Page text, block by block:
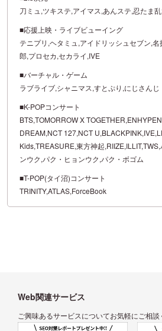
刀ミュ,ツキステ,アイマス,あんステ,忍たま
■応援上映・ライブビューイング
テニプリ,ヘタミュ,アイドリッシュセブン,
郎,プロセカ,セカライ,IVE
■バーチャル・ゲーム
ラブライブ,シャニマス,すとぷり,にじさんじ
■K-POPコンサート
BTS,TOMORROW X
DREAM,NCT 127,NCT
Kids,TREASURE,東方神起
ンウク,パク・ヒョンウク,パク・ボゴム
■T-POP(タイ沼)コンサート
TRINITY,ATLAS,ForceBook
Web関連サービス
ご興味あるサービスについてお気軽にご相談